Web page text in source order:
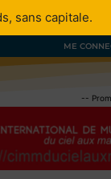
ME
--
sans capitale.